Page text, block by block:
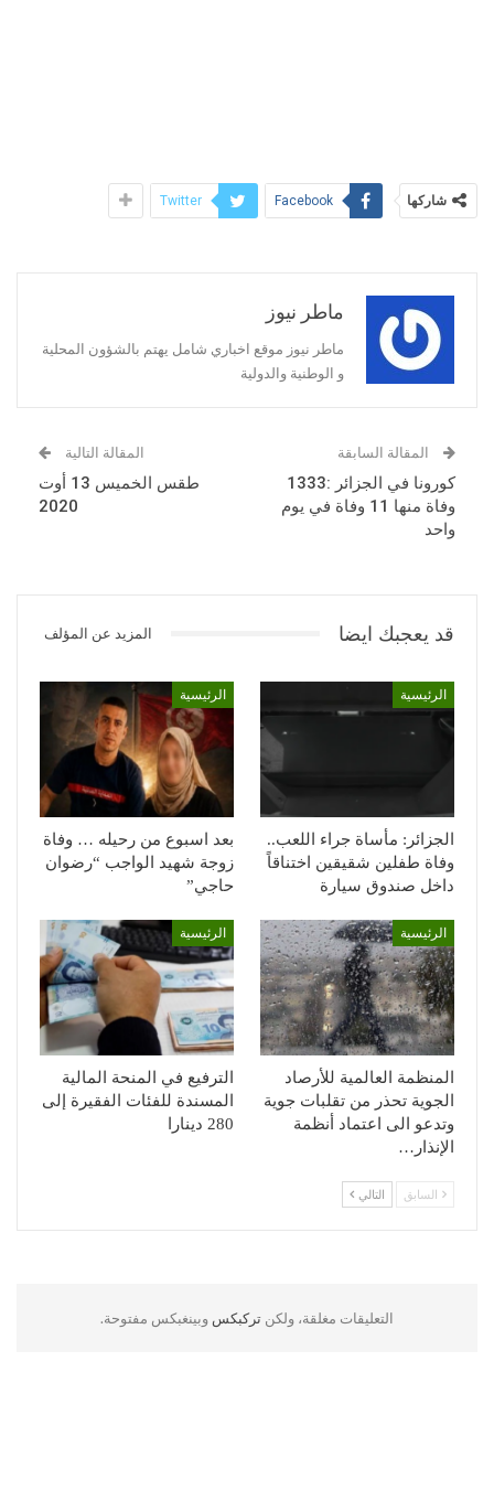
شاركها Facebook
Twitter
ماطر نيوز
ماطر نيوز موقع اخباري شامل يهتم بالشؤون المحلية
و الوطنية والدولية
المقالة السابقة
كورونا في الجزائر :1333
وفاة منها 11 وفاة في يوم
واحد
المقالة التالية
طقس الخميس 13 أوت
2020
قد يعجبك ايضا المزيد عن المؤلف
الرئيسية
الجزائر: مأساة جراء اللعب..
وفاة طفلين شقيقين اختناقاً
داخل صندوق سيارة
الرئيسية
بعد اسبوع من رحيله … وفاة
زوجة شهيد الواجب “رضوان
حاجي”
الرئيسية
المنظمة العالمية للأرصاد
الجوية تحذر من تقلبات جوية
وتدعو الى اعتماد أنظمة
الإنذار…
الرئيسية
الترفيع في المنحة المالية
المسندة للفئات الفقيرة إلى
280 دينارا
السابق التالي
التعليقات مغلقة، ولكن تركبكس وبينغبكس مفتوحة.